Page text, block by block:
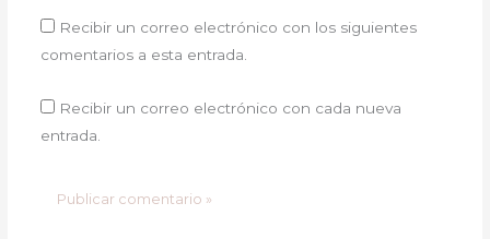
Recibir un correo electrónico con los siguientes
comentarios a esta entrada.
Recibir un correo electrónico con cada nueva
entrada.